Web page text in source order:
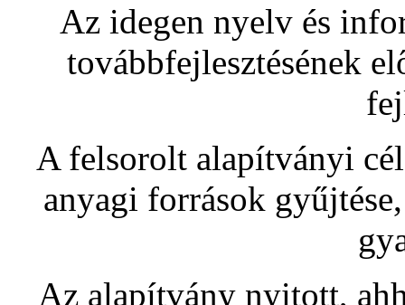
Az idegen nyelv és
továbbfejlesztésének
A felsorolt alapítványi
anyagi források
Az alapítvány nyitott,